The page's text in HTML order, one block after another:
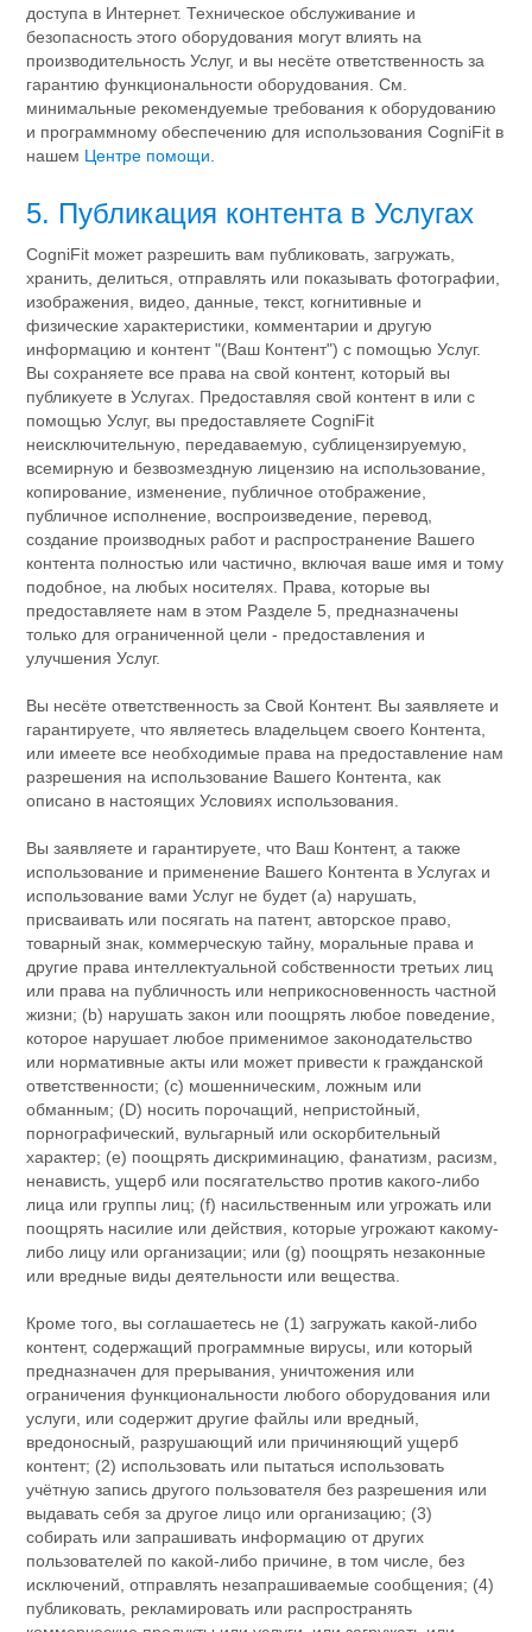
доступа в Интернет. Техническое обслуживание и
безопасность этого оборудования могут влиять на
производительность Услуг, и вы несёте ответственность за
гарантию функциональности оборудования. См.
минимальные рекомендуемые требования к оборудованию
и программному обеспечению для использования CogniFit в
нашем Центре помощи
5. Публикация контента в Услугах
CogniFit может разрешить вам публиковать, загружать,
хранить, делиться, отправлять или показывать фотографии,
изображения, видео, данные, текст, когнитивные и
физические характеристики, комментарии и другую
информацию и контент "(Ваш Контент") с помощью Услуг.
Вы сохраняете все права на свой контент, который вы
публикуете в Услугах. Предоставляя свой контент в или с
помощью Услуг, вы предоставляете CogniFit
неисключительную, передаваемую, сублицензируемую,
всемирную и безвозмездную лицензию на использование,
копирование, изменение, публичное отображение,
публичное исполнение, воспроизведение, перевод,
создание производных работ и распространение Вашего
контента полностью или частично, включая ваше имя и тому
подобное, на любых носителях. Права, которые вы
предоставляете нам в этом Разделе 5, предназначены
только для ограниченной цели - предоставления и
улучшения Услуг.
Вы несёте ответственность за Свой Контент. Вы заявляете и
гарантируете, что являетесь владельцем своего Контента,
или имеете все необходимые права на предоставление нам
разрешения на использование Вашего Контента, как
описано в настоящих Условиях использования.
Вы заявляете и гарантируете, что Ваш Контент, а также
использование и применение Вашего Контента в Услугах и
использование вами Услуг не будет (а) нарушать,
присваивать или посягать на патент, авторское право,
товарный знак, коммерческую тайну, моральные права и
другие права интеллектуальной собственности третьих лиц
или права на публичность или неприкосновенность частной
жизни; (b) нарушать закон или поощрять любое поведение,
которое нарушает любое применимое законодательство
или нормативные акты или может привести к гражданской
ответственности; (c) мошенническим, ложным или
обманным; (D) носить порочащий, непристойный,
порнографический, вульгарный или оскорбительный
характер; (e) поощрять дискриминацию, фанатизм, расизм,
ненависть, ущерб или посягательство против какого-либо
лица или группы лиц; (f) насильственным или угрожать или
поощрять насилие или действия, которые угрожают какому-
либо лицу или организации; или (g) поощрять незаконные
или вредные виды деятельности или вещества.
Кроме того, вы соглашаетесь не (1) загружать какой-либо
контент, содержащий программные вирусы, или который
предназначен для прерывания, уничтожения или
ограничения функциональности любого оборудования или
услуги, или содержит другие файлы или вредный,
вредоносный, разрушающий или причиняющий ущерб
контент; (2) использовать или пытаться использовать
учётную запись другого пользователя без разрешения или
выдавать себя за другое лицо или организацию; (3)
собирать или запрашивать информацию от других
пользователей по какой-либо причине, в том числе, без
исключений, отправлять незапрашиваемые сообщения; (4)
публиковать, рекламировать или распространять